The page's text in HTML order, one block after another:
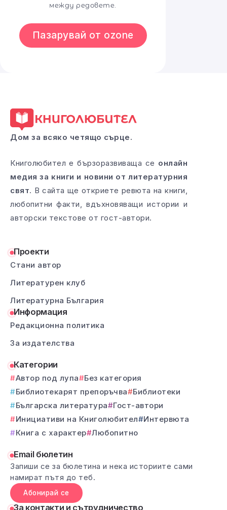
между редовете.
Пазарувай от ozone
Дом за всяко четящо сърце.
Книголюбител е бързоразвиваща се онлайн
медия за книги и новини от литературния
свят. В сайта ще откриете ревюта на книги,
любопитни факти, вдъхновяващи истории и
авторски текстове от гост-автори.
Проекти
Стани автор
Литературен клуб
Литературна България
Информация
Редакционна политика
За издателства
Категории
Автор под лупа
Без категория
Библиотекарят препоръчва
Библиотеки
Българска литература
Гост-автори
Инициативи на Книголюбител
Интервюта
Книга с характер Любопитно
Email бюлетин
Запиши се за бюлетина и нека историите сами
намират пътя до теб.
Абонирай се
За контакти и сътрудничество